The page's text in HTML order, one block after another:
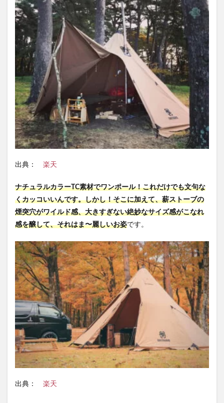
出典： 楽天
ナチュラルカラーTC素材でワンポール！これだけでも文句な
くカッコいいんです。しかし！そこに加えて、薪ストーブの
煙突穴がワイルド感、大きすぎない絶妙なサイズ感がこなれ
感を醸して、それはま〜麗しいお姿です。
出典： 楽天